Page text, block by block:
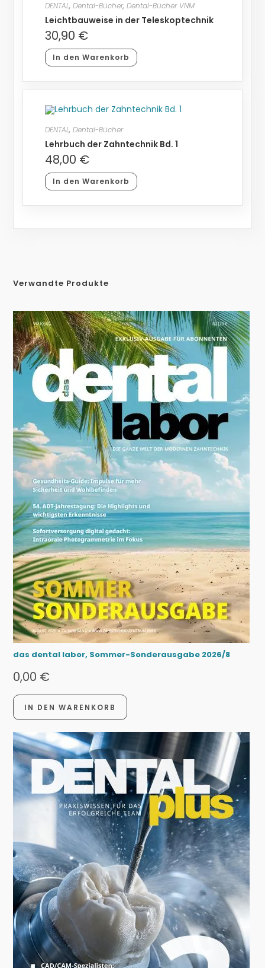
DENTAL, Dental-Bücher, Dental-Bücher VNM
Leichtbauweise in der Teleskoptechnik
30,90 €
In den Warenkorb
DENTAL, Dental-Bücher
Lehrbuch der Zahntechnik Bd. 1
48,00 €
In den Warenkorb
Verwandte Produkte
das dental labor, Sommer-Sonderausgabe 2026/8
0,00 €
IN DEN WARENKORB